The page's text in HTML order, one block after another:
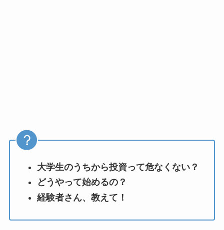
大学生のうちから投資って危なくない？
どうやって始めるの？
経験者さん、教えて！